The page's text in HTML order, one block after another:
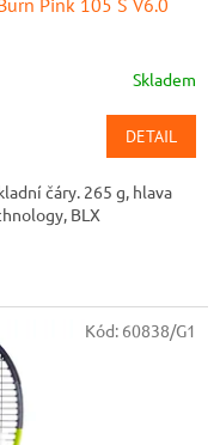
Skladem
DETAIL
čáry. 265 g, hlava
BLX
Kód: 60838/G1